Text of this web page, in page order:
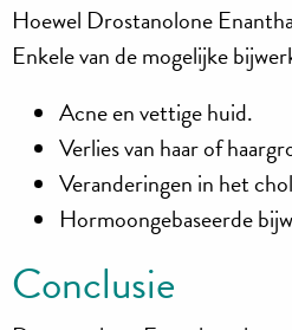
Hoewel Drostanolone
Enkele van de mogelijke
Acne en vettige huid.
Verlies van haar of
Veranderingen in het
Hormoongebaseerde
Conclusie